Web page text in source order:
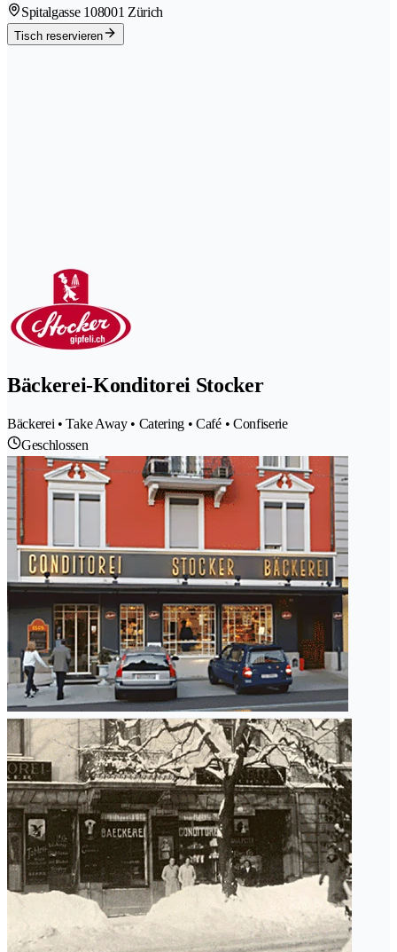
Spitalgasse 108001 Zürich
Tisch reservieren
Bäckerei-Konditorei Stocker
Bäckerei • Take Away • Catering • Café • Confiserie
Geschlossen